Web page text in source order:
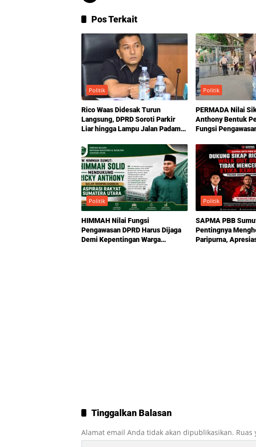
Pos Terkait
Politik
Rico Waas Didesak Turun
Langsung, DPRD Soroti Parkir
Liar hingga Lampu Jalan Padam
Politik
PERMADA Nilai
Anthony Bentuk
Fungsi
Politik
HIMMAH Nilai Fungsi
Pengawasan DPRD Harus Dijaga
Demi Kepentingan Warga
Politik
SAPMA PBB
Pentingnya
Paripurna,
Tinggalkan Balasan
Alamat email Anda tidak akan dipublikasikan. Ruas